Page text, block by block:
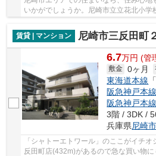
いかがでしょうか。尼崎市立立花北小
賃貸 | マンション
尼崎市三反田町２
6.7万円 (管
敷金 0ヶ月
東海道本線 「
阪急神戸本線
阪急神戸本線
3階 / 3DK /
兵庫県尼崎市
「シャトーエトワール」のここがイチ
反田町店(432m)があるので急な買い物に